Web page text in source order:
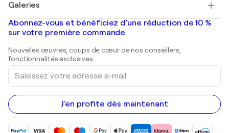
Banksy
Mr. Brainwash
Shepard Fairey
Tableaux abstraits à vendre
Peintures de paysage
Estampes
Peintures acryliques
Galeries
Galeries d'art en France
Galeries d'art en Belgique
Abonnez-vous et bénéficiez d’une réduction de 10 %
sur votre première commande
Nouvelles œuvres, coups de cœur de nos conseillers,
fonctionnalités exclusives.
Saisissez
votre
adresse
e-
mail
J'en profite dès maintenant